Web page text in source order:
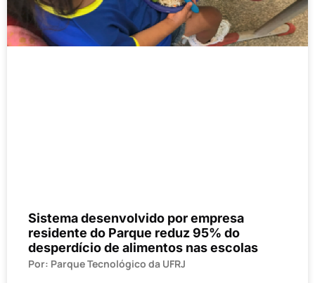
Sistema desenvolvido por empresa
residente do Parque reduz 95% do
desperdício de alimentos nas escolas
Por: Parque Tecnológico da UFRJ